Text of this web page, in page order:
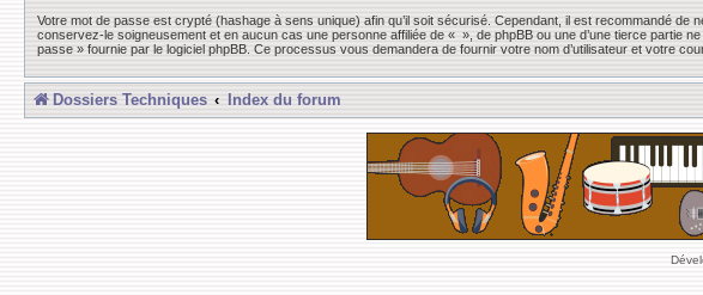
Votre mot de passe est crypté (hashage à sens unique) afin qu’il soit sécurisé. Cependant, il est recommandé
conservez-le soigneusement et en aucun cas une personne affiliée de « », de phpBB ou une d’une tierce partie
passe » fournie par le logiciel phpBB. Ce processus vous demandera de fournir votre nom d’utilisateur et votre
Dossiers Techniques Index du forum